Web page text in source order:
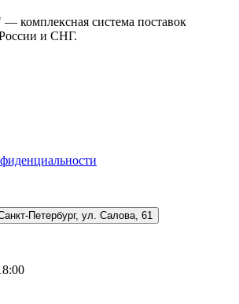
комплексная система поставок
и СНГ.
Петербург, ул. Салова, 61